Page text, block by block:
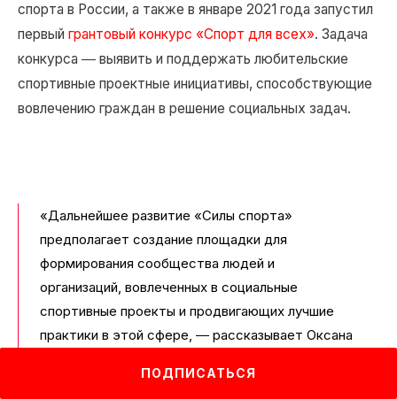
спорта в России, а также в январе 2021 года запустил
первыйгрантовый конкурс «Спорт для всех». Задача
конкурса ― выявить и поддержать любительские
спортивные проектные инициативы, способствующие
вовлечению граждан в решение социальных задач.
«Дальнейшее развитие «Силы спорта»
предполагает создание площадки для
формирования сообщества людей и
организаций, вовлеченных в социальные
спортивные проекты и продвигающих лучшие
практики в этой сфере, ― рассказывает Оксана
ПОДПИСАТЬСЯ